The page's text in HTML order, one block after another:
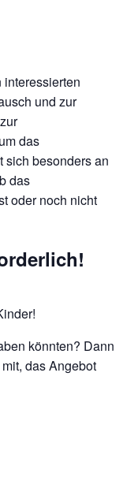
und zur
das
sich besonders an
das
oder noch nicht
könnten? Dann
das Angebot